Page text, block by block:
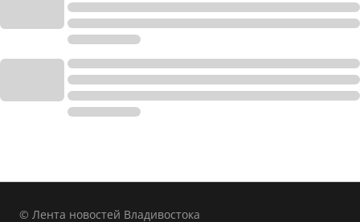
© Лента новостей Владивостока